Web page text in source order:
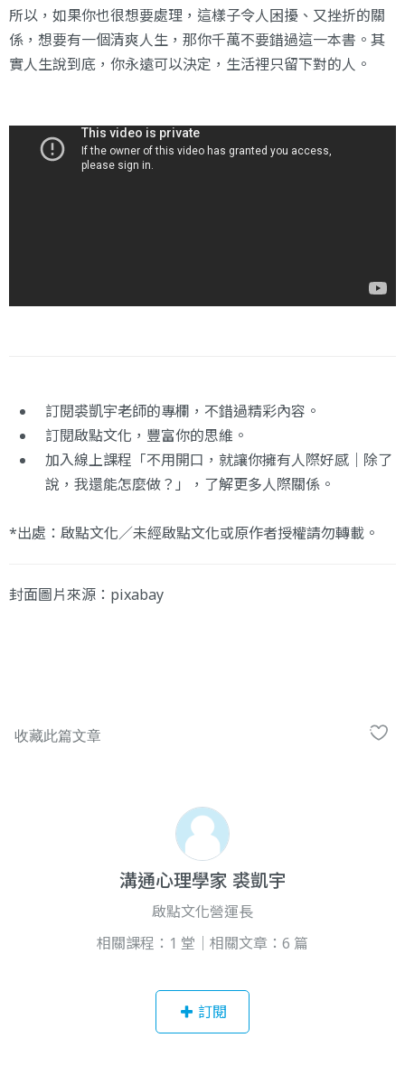
所以，如果你也很想要處理，這樣子令人困擾、又挫折的關
係，想要有一個清爽人生，那你千萬不要錯過這一本書。其
實人生說到底，你永遠可以決定，生活裡只留下對的人。
訂閱裘凱宇老師的專欄 ，不錯過精彩內容。
訂閱啟點文化 ，豐富你的思維。
加入線上課程 「不用開口，就讓你擁有人際好感｜除了
說，我還能怎麼做？」
，了解更多人際關係。
*出處：啟點文化／未經啟點文化或原作者授權請勿轉載。
封面圖片來源：pixabay
溝通心理學家 裘凱宇
啟點文化營運長
相關課程：1 堂｜相關文章：6 篇
訂閱